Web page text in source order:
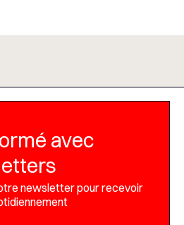
avec
newsletter pour recevoir